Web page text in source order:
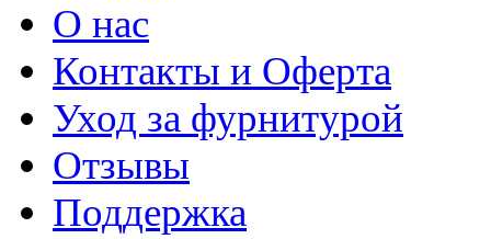
О нас
Контакты и Оферта
Уход за фурнитурой
Отзывы
Поддержка